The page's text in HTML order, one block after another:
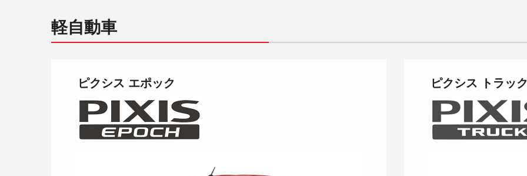
軽自動車
ピクシス エポック ピクシス トラッ